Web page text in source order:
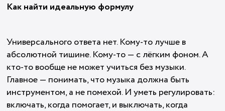
Как найти идеальную формулу
Универсального ответа нет. Кому-то лучше в
абсолютной тишине. Кому-то — с лёгким фоном. А
кто-то вообще не может учиться без музыки.
Главное — понимать, что музыка должна быть
инструментом, а не помехой. И уметь регулировать:
включать, когда помогает, и выключать, когда